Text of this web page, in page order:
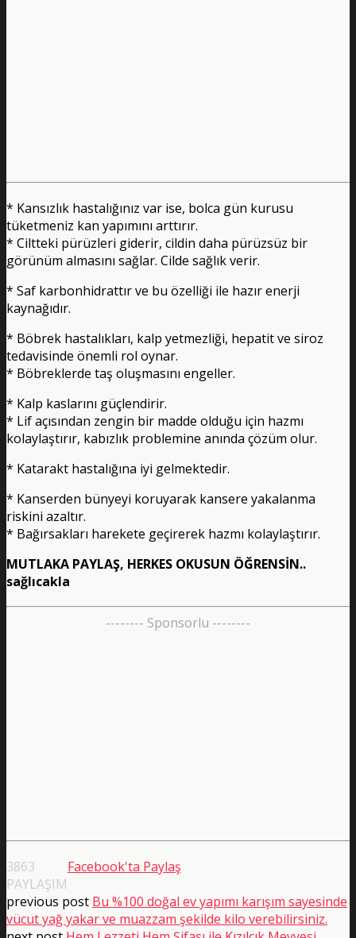
* Kansızlık hastalığınız var ise, bolca gün kurusu
tüketmeniz kan yapımını arttırır.
* Ciltteki pürüzleri giderir, cildin daha pürüzsüz bir
görünüm almasını sağlar. Cilde sağlık verir.
* Saf karbonhidrattır ve bu özelliği ile hazır enerji
kaynağıdır.
* Böbrek hastalıkları, kalp yetmezliği, hepatit ve siroz
tedavisinde önemli rol oynar.
* Böbreklerde taş oluşmasını engeller.
* Kalp kaslarını güçlendirir.
* Lif açısından zengin bir madde olduğu için hazmı
kolaylaştırır, kabızlık problemine anında çözüm olur.
* Katarakt hastalığına iyi gelmektedir.
* Kanserden bünyeyi koruyarak kansere yakalanma
riskini azaltır.
* Bağırsakları harekete geçirerek hazmı kolaylaştırır.
MUTLAKA PAYLAŞ, HERKES OKUSUN ÖĞRENSİN..
sağlıcakla
-------- Sponsorlu --------
3863
PAYLAŞIM
Facebook'ta Paylaş
previous post Bu %100 doğal ev yapımı karışım sayesinde
vücut yağ yakar ve muazzam şekilde kilo verebilirsiniz.